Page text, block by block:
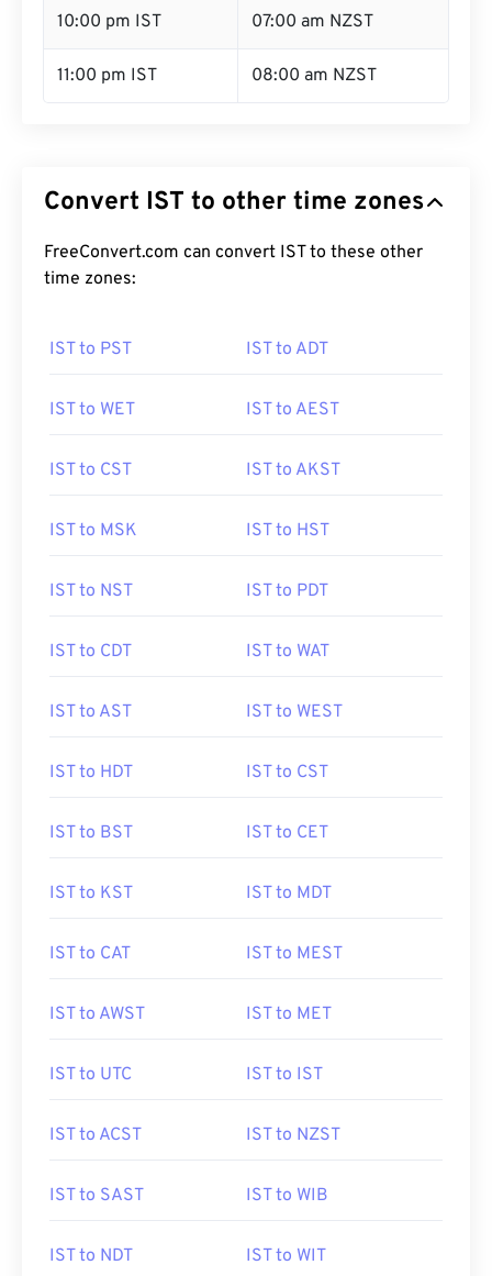
10:00 pm IST 07:00 am NZST
11:00 pm IST 08:00 am NZST
Convert IST to other time zones
FreeConvert.com can convert IST to these other
time zones:
IST to PST IST to ADT
IST to WET IST to AEST
IST to CST IST to AKST
IST to MSK IST to HST
IST to NST IST to PDT
IST to CDT IST to WAT
IST to AST IST to WEST
IST to HDT IST to CST
IST to BST IST to CET
IST to KST IST to MDT
IST to CAT IST to MEST
IST to AWST IST to MET
IST to UTC IST to IST
IST to ACST IST to NZST
IST to SAST IST to WIB
IST to NDT IST to WIT